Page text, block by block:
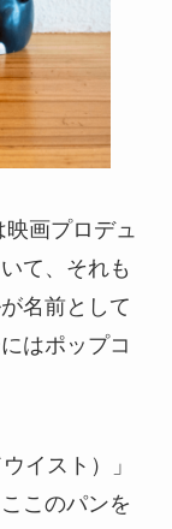
画プロデュ
て、それも
名前として
はポップコ
イスト）」
このパンを